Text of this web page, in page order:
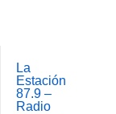
La
Estación
87.9 –
Radio